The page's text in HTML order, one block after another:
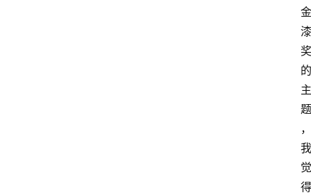
金
漆
奖
的
主
题
，
我
觉
得